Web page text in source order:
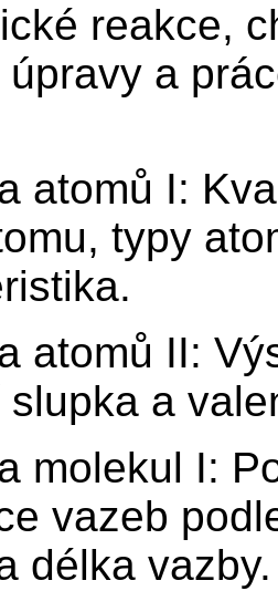
reakce,
a
atomů I:
typy
atomů II:
a
molekul I:
vazeb
délka vazby.